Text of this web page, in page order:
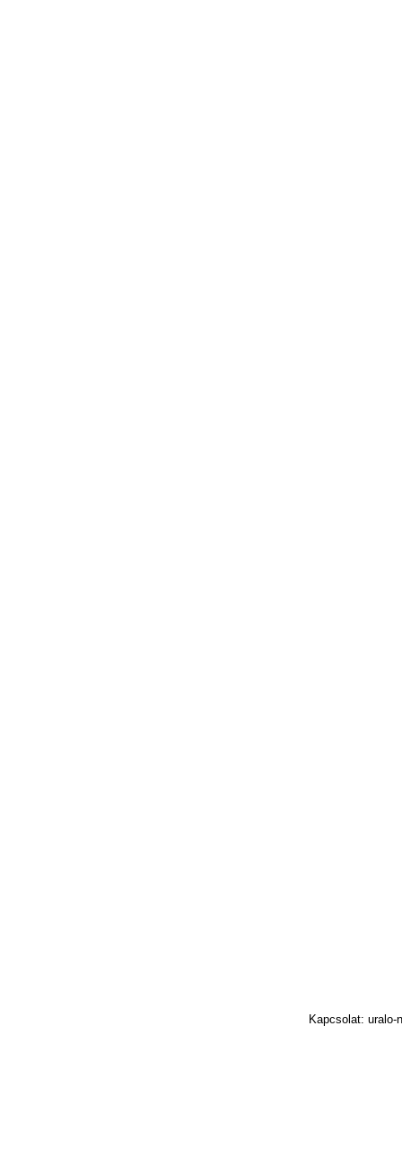
Kapcsolat: uralo-